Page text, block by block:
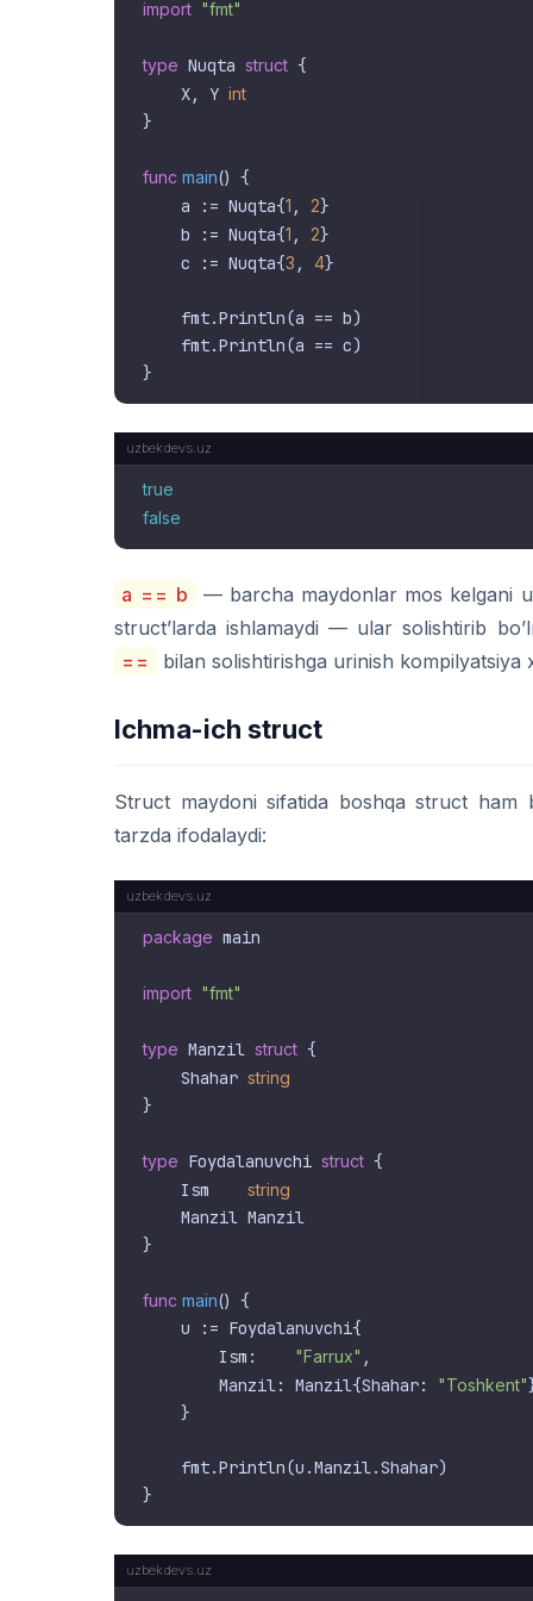
import "fmt"
type Nuqta struct {
    X, Y
int
}
func main() {
    a := Nuqta{
1 , 2}
    b := Nuqta{
1 , 2}
    c := Nuqta{
3 , 4}
    fmt.Println(a == b)
    fmt.Println(a == c)
true
false
a == b — barcha maydonlar mos kelgani
struct’larda ishlamaydi — ular solishtirib
==
bilan solishtirishga urinish kompilyatsiya
Ichma-ich struct
Struct maydoni sifatida boshqa struct ham
tarzda ifodalaydi:
package main
import "fmt"
type Manzil struct {
    Shahar
string
}
type Foydalanuvchi struct {
    Ism
string
    Manzil Manzil
}
func main() {
    u := Foydalanuvchi{
        Ism:
"Farrux" ,
        Manzil: Manzil{Shahar:
"Toshkent"
    }
    fmt.Println(u.Manzil.Shahar)